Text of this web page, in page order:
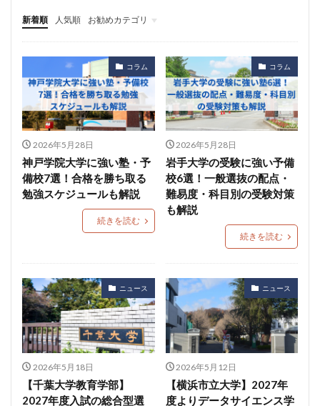
新着順 人気順
お勧めカテゴリ
ニュース
自主調査
コラム
カテゴリ
コラム
2026年5月28日
神戸学院大学に強い塾・予
備校7選！合格を勝ち取る
勉強スケジュールも解説
続きを読む
コラム
2026年5月28日
岩手大学の受験に強い予備
校6選！一般選抜の配点・
難易度・科目別の受験対策
も解説
続きを読む
ニュース
2026年5月18日
【千葉大学教育学部】
2027年度入試の総合型選
ニュース
2026年5月12日
【横浜市立大学】2027年
度よりデータサイエンス学